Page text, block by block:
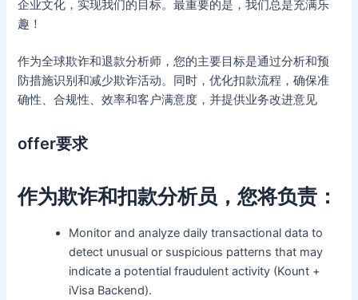
企业文化，实现我们的目标。最重要的是，我们总是充满乐
趣！
作为全球欺诈和退款分析师，您的主要目标是通过分析和预
防措施识别和减少欺诈活动。同时，优化扣款流程，确保准
确性、合规性、效率和客户满意度，并提供业务改进意见
offer要求
作为欺诈和扣款分析员，您将负责：
Monitor and analyze daily transactional data to
detect unusual or suspicious patterns that may
indicate a potential fraudulent activity (Kount +
iVisa Backend).